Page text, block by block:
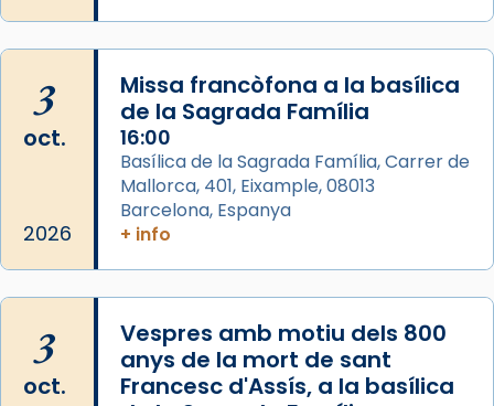
Memòria de les santes Juliana i
Semproniana, verges i màrtirs.
Acompanyant la història de sant Cugat, a
partir de l’Edat Mitjana sorgeix la tradició
que les santes Juliana (“relatiu a Júlia”) i
Semproniana (“relatiu a Semprònia =
eterna”) són deixebles seves. I l’any 1667, el
frare Joan Gaspar Roig, afirma en una obra
que les santes són filles de l’antiga Iluro.
Mataró en reivindicarà les relíquies fins que
les aconseguirà el 1772. L’ofici que es canta
a la “Missa de les Santes” (“Missa de
Glòria”) fou composta el 1848 per Mn.
3
oct.
2026
Missa francòfona a la basílica
de la Sagrada Família
16:00
Basílica de la Sagrada Família, Carrer de
Mallorca, 401, Eixample, 08013
Barcelona, Espanya
+ info
3
oct.
Vespres amb motiu dels 800
anys de la mort de sant
Francesc d'Assís, a la basílica